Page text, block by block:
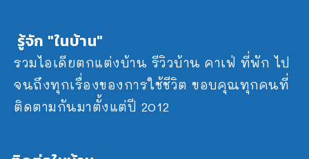
รู้จัก "ในบ้าน"
รวมไอเดียตกแต่งบ้าน รีวิวบ้าน คาเฟ่ ที่พัก ไป
จนถึงทุกเรื่องของการใช้ชีวิต ขอบคุณทุกคนที่
ติดตามกันมาตั้งแต่ปี 2012